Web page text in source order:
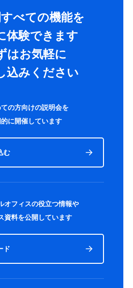
べての機能を
体験できます
はお気軽に
込みください
の方向けの説明会を
に開催しています
む
オフィスの役立つ情報や
資料を公開しています
ド